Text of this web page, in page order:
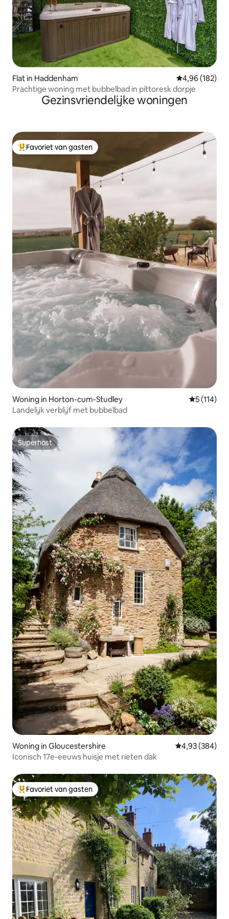
Flat in Haddenham Gemiddelde
4,96 (182)
Prachtige woning met bubbelbad in pittoresk dorpje
Gezinsvriendelijke woningen
Topfavoriet van gasten
Favoriet van gasten
Woning in Horton-cum-Studley
5 (114)
Landelijk verblijf met bubbelbad
Superhost
Superhost
Woning in Gloucestershire Gemiddelde
4,93 (384)
Iconisch 17e-eeuws huisje met rieten dak
Topfavoriet van gasten
Favoriet van gasten